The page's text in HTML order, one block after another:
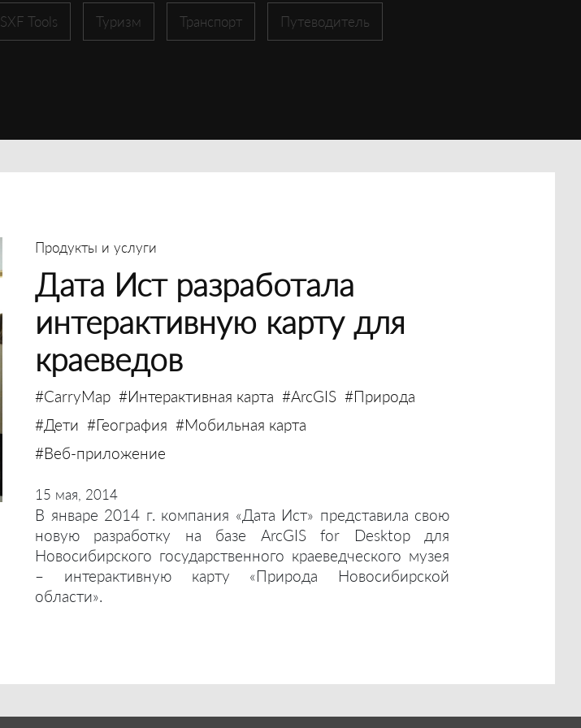
SXF Tools Туризм Транспорт Путеводитель
Продукты и услуги
Дата Ист разработала
интерактивную карту для
краеведов
#CarryMap #Интерактивная карта #ArcGIS #Природа
#Дети #География #Мобильная карта
#Веб-приложение
15 мая, 2014
В январе 2014 г. компания «Дата Ист» представила свою
новую разработку на базе ArcGIS for Desktop для
Новосибирского государственного краеведческого музея
– интерактивную карту «Природа Новосибирской
области».